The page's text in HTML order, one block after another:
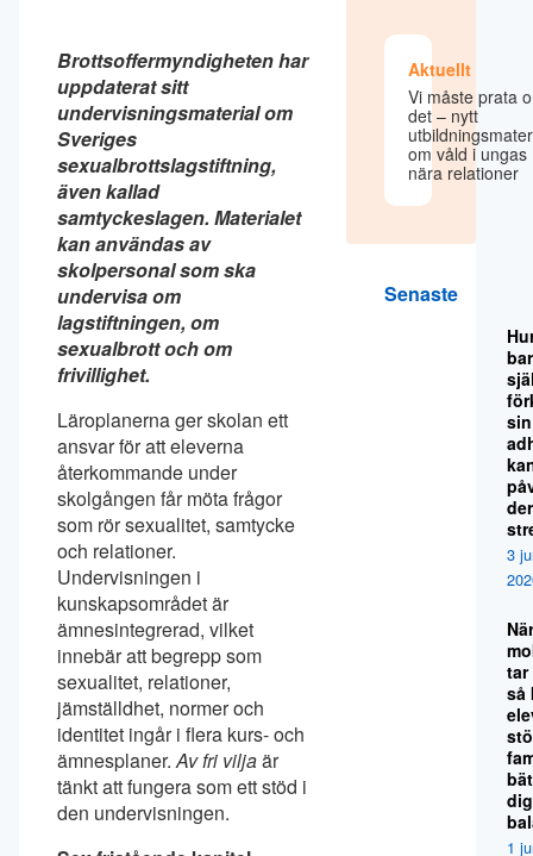
Brottsoffermyndigheten har
uppdaterat sitt
undervisningsmaterial om
Sveriges
sexualbrottslagstiftning,
även kallad
samtyckeslagen. Materialet
kan användas av
skolpersonal som ska
undervisa om
lagstiftningen, om
sexualbrott och om
frivillighet.
Läroplanerna ger skolan ett
ansvar för att eleverna
återkommande under
skolgången får möta frågor
som rör sexualitet, samtycke
och relationer.
Undervisningen i
kunskapsområdet är
ämnesintegrerad, vilket
innebär att begrepp som
sexualitet, relationer,
jämställdhet, normer och
identitet ingår i flera kurs- och
ämnesplaner. Av fri viljaär
tänkt att fungera som ett stöd i
den undervisningen.
Aktuellt
Vi måste prata
det – nytt
om våld i ungas
nära relationer
Senaste
sin
3
När
tar
så
1